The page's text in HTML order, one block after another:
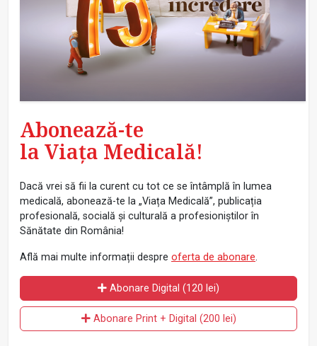
Abonează-te
la Viața Medicală!
Dacă vrei să fii la curent cu tot ce se întâmplă în lumea
medicală, abonează-te la „Viața Medicală”, publicația
profesională, socială și culturală a profesioniștilor în
Sănătate din România!
Află mai multe informații despre oferta de abonare.
Abonare Digital (120 lei)
Abonare Print + Digital (200 lei)